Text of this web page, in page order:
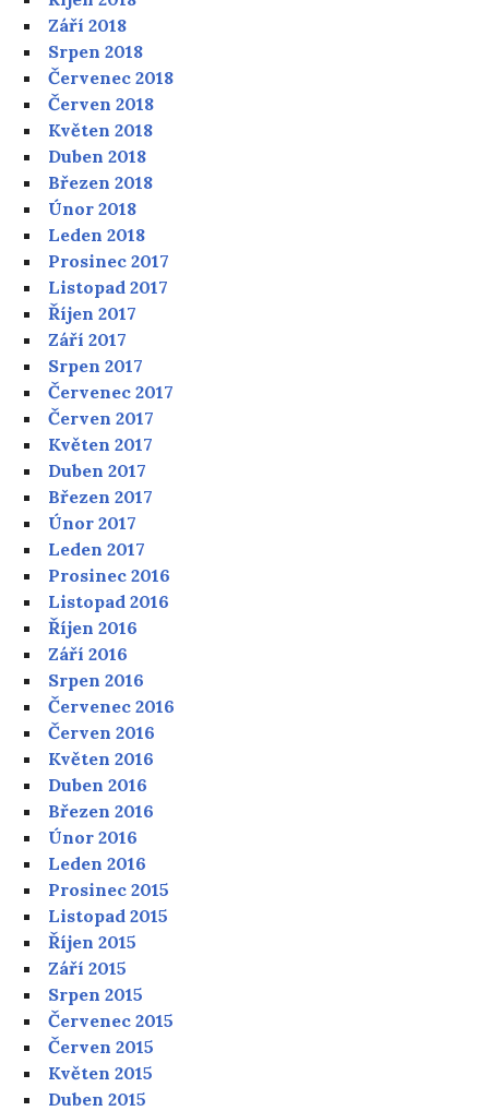
Září 2018
Srpen 2018
Červenec 2018
Červen 2018
Květen 2018
Duben 2018
Březen 2018
Únor 2018
Leden 2018
Prosinec 2017
Listopad 2017
Říjen 2017
Září 2017
Srpen 2017
Červenec 2017
Červen 2017
Květen 2017
Duben 2017
Březen 2017
Únor 2017
Leden 2017
Prosinec 2016
Listopad 2016
Říjen 2016
Září 2016
Srpen 2016
Červenec 2016
Červen 2016
Květen 2016
Duben 2016
Březen 2016
Únor 2016
Leden 2016
Prosinec 2015
Listopad 2015
Říjen 2015
Září 2015
Srpen 2015
Červenec 2015
Červen 2015
Květen 2015
Duben 2015